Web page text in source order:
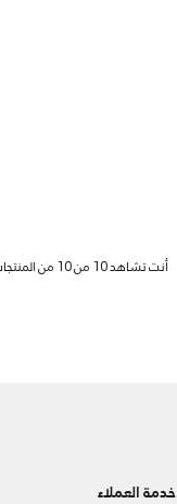
خدمة العملاء